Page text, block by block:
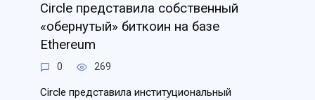
Circle представила собственный
«обернутый» биткоин на базе
Ethereum
0 269
Circle представила институциональный